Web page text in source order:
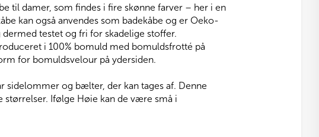
til damer, som findes i fire skønne farver – her i en
kan også anvendes som badekåbe og er Oeko-
testet og fri for skadelige stoffer.
i 100% bomuld med bomuldsfrotté på
for bomuldsvelour på ydersiden.
sidelommer og bælter, der kan tages af. Denne
størrelser. Ifølge Høie kan de være små i